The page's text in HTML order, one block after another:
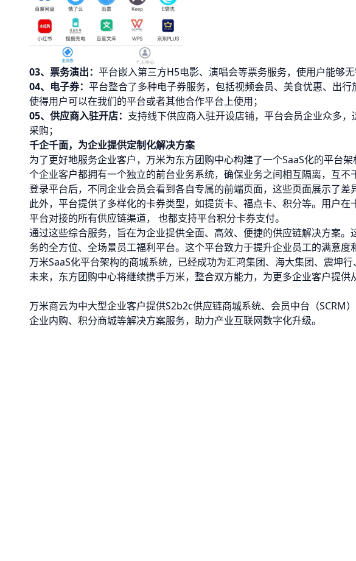
03、 票务演出： 平台嵌入第三方H5电影、演唱会等票务服务，使用户能够
04、 电子券： 平台整合了多种电子券服务，包括视频会员、美食优惠、出
使得用户可以在我们的平台或者其他合作平台上使用；
05、 供应商入驻开店： 支持线下供应商入驻开设店铺，平台会员企业众多
采购；
千企千面，为企业提供定制化解决方案
为了更好地服务企业客户，万米为东方团购中心构建了一个SaaS化的平台
个企业客户都拥有一个独立的前台业务系统，确保业务之间相互隔离，互不
登录平台后，不同企业会员会看到各自专属的前端页面，这些页面展示了
此外，平台提供了多样化的卡券类型，如提货卡、福点卡、积分等。用户
平台对接的所有供应链渠道， 也都支持平台积分卡券支付。
通过这些综合服务，旨在为企业提供全面、高效、便捷的供应链解决方案
务的全方位、全场景员工福利平台。这个平台致力于提升企业员工的满意度
万米SaaS化平台架构的商城系统，已经成功为汇鸿集团、海大集团、震坤
未来，东方团购中心将继续携手万米，整合双方能力，为更多企业客户提供
万米商云为中大型企业客户提供S2b2c供应链商城系统、会员中台（SCRM
企业内购、积分商城等解决方案服务，助力产业互联网数字化升级。